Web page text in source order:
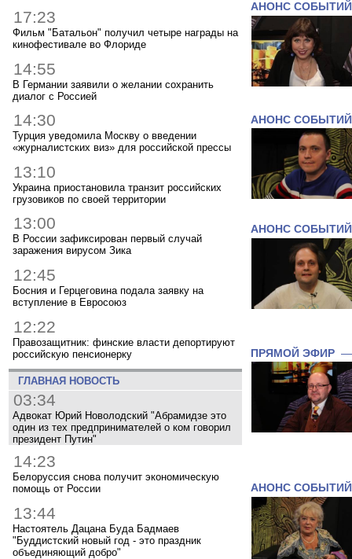
17:23
Фильм "Батальон" получил четыре награды на
кинофестивале во Флориде
14:55
В Германии заявили о желании сохранить
диалог с Россией
14:30
Турция уведомила Москву о введении
«журналистских виз» для российской прессы
13:10
Украина приостановила транзит российских
грузовиков по своей территории
13:00
В России зафиксирован первый случай
заражения вирусом Зика
12:45
Босния и Герцеговина подала заявку на
вступление в Евросоюз
12:22
Правозащитник: финские власти депортируют
российскую пенсионерку
ГЛАВНАЯ НОВОСТЬ
03:34
Адвокат Юрий Новолодский "Абрамидзе это
один из тех предпринимателей о ком говорил
президент Путин"
14:23
Белоруссия снова получит экономическую
помощь от России
13:44
Настоятель Дацана Буда Бадмаев
"Буддистский новый год - это праздник
объединяющий добро"
АНОНС СОБЫТИЙ
АНОНС СОБЫТИЙ
АНОНС СОБЫТИЙ
ПРЯМОЙ ЭФИР
АНОНС СОБЫТИЙ